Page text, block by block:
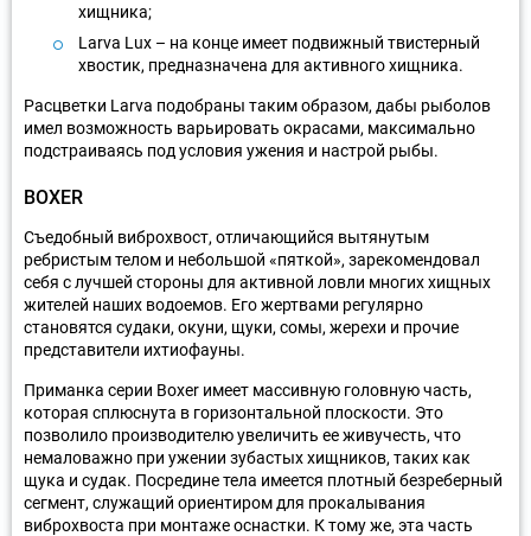
хищника;
Larva Lux – на конце имеет подвижный твистерный
хвостик, предназначена для активного хищника.
Расцветки Larva подобраны таким образом, дабы рыболов
имел возможность варьировать окрасами, максимально
подстраиваясь под условия ужения и настрой рыбы.
BOXER
Съедобный виброхвост, отличающийся вытянутым
ребристым телом и небольшой «пяткой», зарекомендовал
себя с лучшей стороны для активной ловли многих хищных
жителей наших водоемов. Его жертвами регулярно
становятся судаки, окуни, щуки, сомы, жерехи и прочие
представители ихтиофауны.
Приманка серии Boxer имеет массивную головную часть,
которая сплюснута в горизонтальной плоскости. Это
позволило производителю увеличить ее живучесть, что
немаловажно при ужении зубастых хищников, таких как
щука и судак. Посредине тела имеется плотный безреберный
сегмент, служащий ориентиром для прокалывания
виброхвоста при монтаже оснастки. К тому же, эта часть